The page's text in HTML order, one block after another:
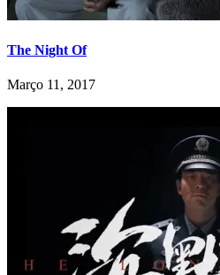
The Night Of
Março 11, 2017